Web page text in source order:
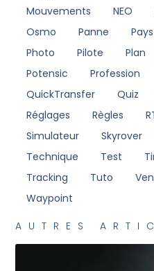
Mouvements
NEO
Osmo
Panne
Photo
Pilote Plan
Potensic
Profession
QuickTransfer
Quiz
Réglages
Règles
Simulateur
Skyrover
Technique
Test
Tracking
Tuto
Waypoint
AUTRES